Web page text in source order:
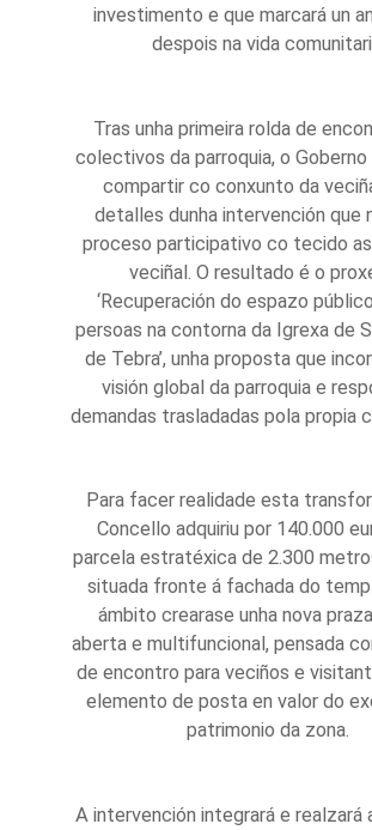
investimento e que marcará un
despois na vida
Tras unha primeira rolda de
colectivos da parroquia, o
compartir co conxunto da
detalles dunha intervención que
proceso participativo co tecido
veciñal. O resultado é o
‘Recuperación do espazo
persoas na contorna da Igrexa de
de Tebra’, unha proposta que
visión global da parroquia e
demandas trasladadas pola propia
Para facer realidade esta
Concello adquiriu por 140.000
parcela estratéxica de 2.300
situada fronte á fachada do
ámbito crearase unha nova
aberta e multifuncional, pensada
de encontro para veciños e
elemento de posta en valor do
patrimonio da zona.
A intervención integrará e realzará